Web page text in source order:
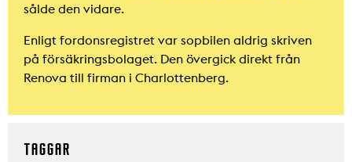
sålde den vidare.
Enligt fordonsregistret var sopbilen aldrig skriven
på försäkringsbolaget. Den övergick direkt från
Renova till firman i Charlottenberg.
TAGGAR